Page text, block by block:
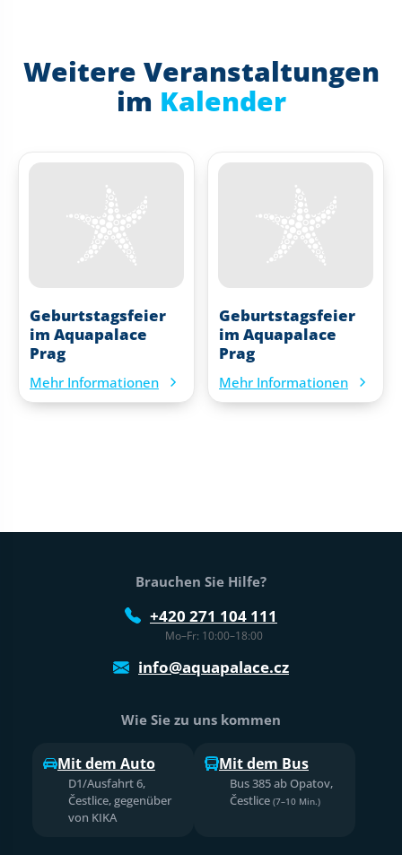
Weitere Veranstaltungen
im Kalender
Geburtstagsfeier
im Aquapalace
Prag
Mehr Informationen
Geburtstagsfeier
im Aquapalace
Prag
Mehr Informationen
Fußtext der Website
Brauchen Sie Hilfe?
+420 271 104 111
Mo–Fr: 10:00–18:00
info@aquapalace.cz
Wie Sie zu uns kommen
Mit dem Auto
D1/Ausfahrt 6,
Čestlice, gegenüber
von KIKA
Mit dem Bus
Bus 385 ab Opatov,
Čestlice (7–10 Min.)